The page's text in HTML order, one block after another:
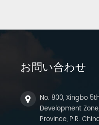
お問い合わせ
No. 800, Xingbo
Development
Province, P.R.